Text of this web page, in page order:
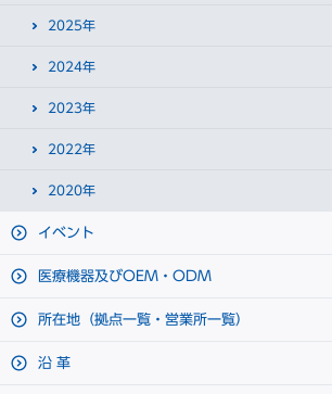
2025年
2024年
2023年
2022年
2020年
イベント
医療機器及びOEM・ODM
所在地（拠点一覧・営業所一覧）
沿 革